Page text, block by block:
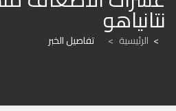
نتانياهو
الرئيسية > تفاصيل الخبر